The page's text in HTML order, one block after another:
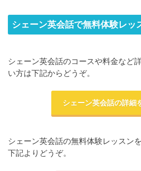
シェーン英会話で無料体験レッ
シェーン英会話のコースや料金など
い方は下記からどうぞ。
シェーン英会話の詳細
シェーン英会話の無料体験レッスン
下記よりどうぞ。